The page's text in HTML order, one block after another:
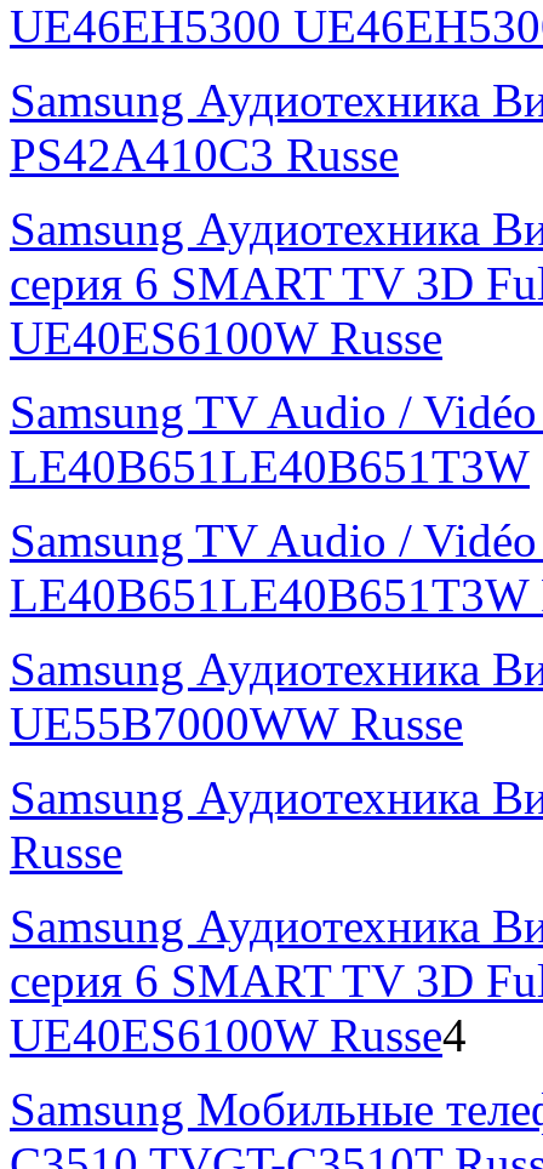
UE46EH5300
Samsung Аудиотехника
PS42A410C3 Russe
Samsung Аудиотехника
серия 6 SMART TV 3D
UE40ES6100W Russe
Samsung TV Audio /
LE40B651LE40B651T3W
Samsung TV Audio /
LE40B651LE40B651T3W
Samsung Аудиотехника
UE55B7000WW Russe
Samsung Аудиотехника
Russe
Samsung Аудиотехника
серия 6 SMART TV 3D
UE40ES6100W Russe4
Samsung Мобильные